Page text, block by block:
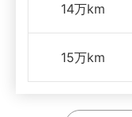
14万km
15万km